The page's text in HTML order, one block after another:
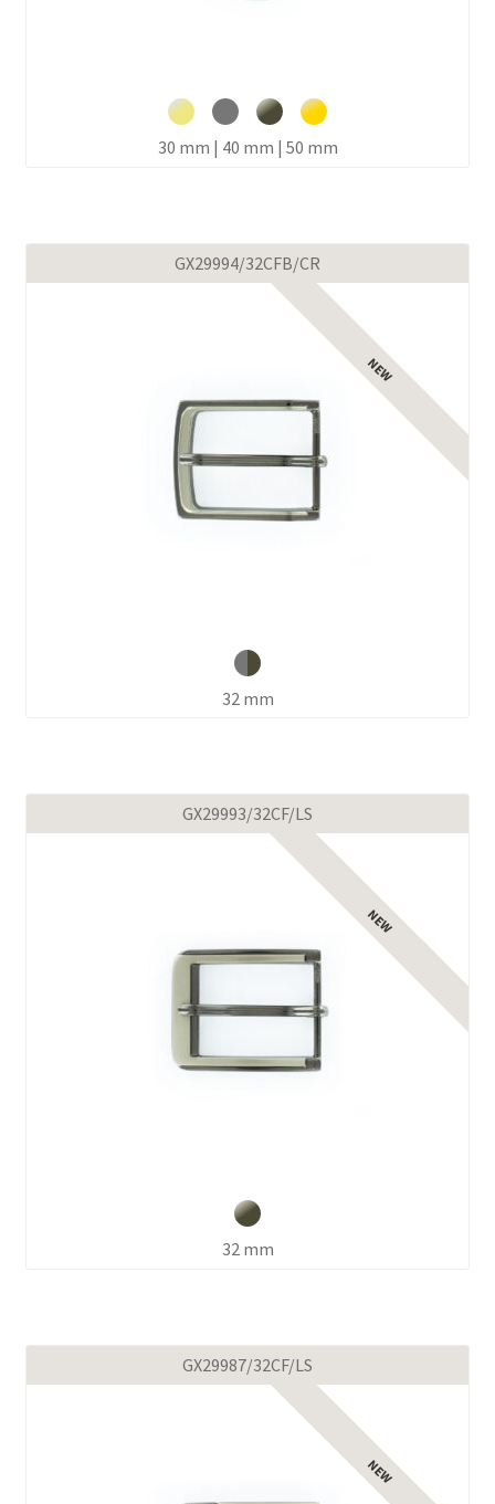
30 mm | 40 mm | 50 mm
GX29994/32CFB/CR
32 mm
GX29993/32CF/LS
32 mm
GX29987/32CF/LS